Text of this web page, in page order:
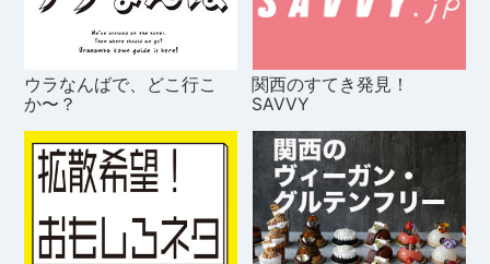
ウラなんばで、どこ行こ
か〜？
関西のすてき発見！
SAVVY